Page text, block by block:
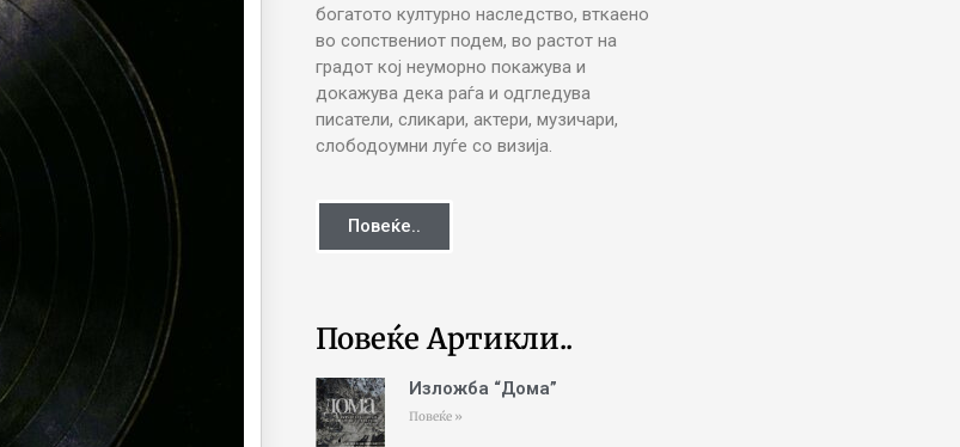
богатото културно наследство, вткаено
во сопствениот подем, во растот на
градот кој неуморно покажува и
докажува дека раѓа и одгледува
писатели, сликари, актери, музичари,
слободоумни луѓе со визија.
Повеќе..
Повеќе Артикли..
Изложба “Дома”
Повеќе »